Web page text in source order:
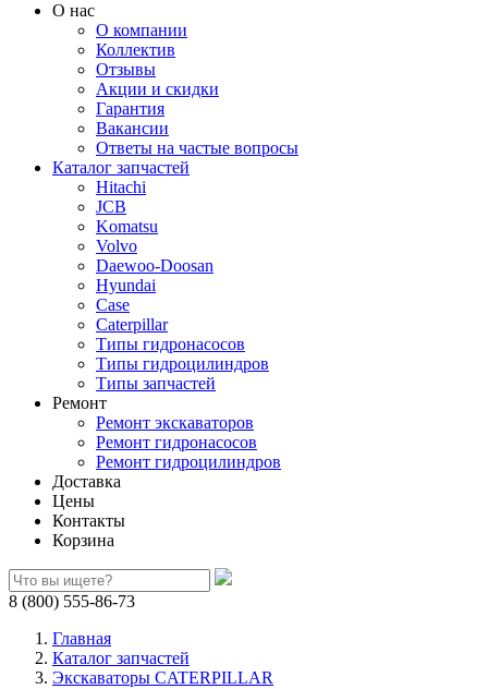
О нас
О компании
Коллектив
Отзывы
Акции и скидки
Гарантия
Вакансии
Ответы на частые вопросы
Каталог запчастей
Hitachi
JCB
Komatsu
Volvo
Daewoo-Doosan
Hyundai
Case
Caterpillar
Типы гидронасосов
Типы гидроцилиндров
Типы запчастей
Ремонт
Ремонт экскаваторов
Ремонт гидронасосов
Ремонт гидроцилиндров
Доставка
Цены
Контакты
Корзина
8 (800) 555-86-73
Главная
Каталог запчастей
Экскаваторы CATERPILLAR